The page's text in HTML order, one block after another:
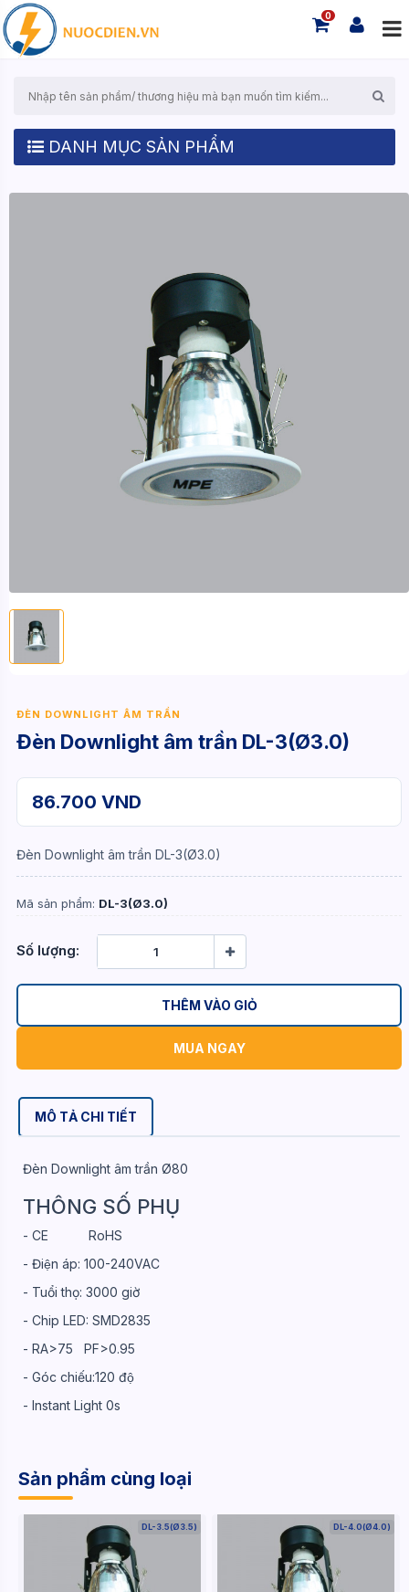
0
DANH MỤC SẢN PHẨM
ĐÈN DOWNLIGHT ÂM TRẦN
Đèn Downlight âm trần DL-3(Ø3.0)
86.700 VND
Đèn Downlight âm trần DL-3(Ø3.0)
Mã sản phẩm: DL-3(Ø3.0)
Số lượng:
THÊM VÀO GIỎ
MUA NGAY
MÔ TẢ CHI TIẾT
Đèn Downlight âm trần Ø80
THÔNG SỐ PHỤ
- CE RoHS
- Điện áp: 100-240VAC
- Tuổi thọ: 3000 giờ
- Chip LED: SMD2835
- RA>75 PF>0.95
- Góc chiếu:120 độ
- Instant Light 0s
Sản phẩm cùng loại
DL-3.5(Ø3.5) DL-4.0(Ø4.0)